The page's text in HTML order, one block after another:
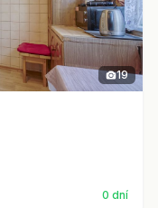
19
0 dní